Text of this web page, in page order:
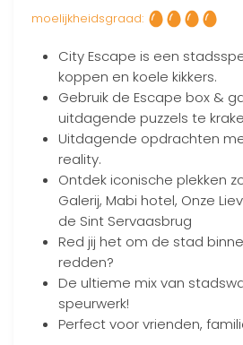
moelijkheidsgraad:
City Escape is een
koppen en koele kikkers.
Gebruik de Escape box &
uitdagende puzzels te
Uitdagende opdrachten
reality.
Ontdek iconische plekken
Galerij, Mabi hotel, Onze
de Sint Servaasbrug
Red jij het om de stad
redden?
De ultieme mix van
speurwerk!
Perfect voor vrienden,